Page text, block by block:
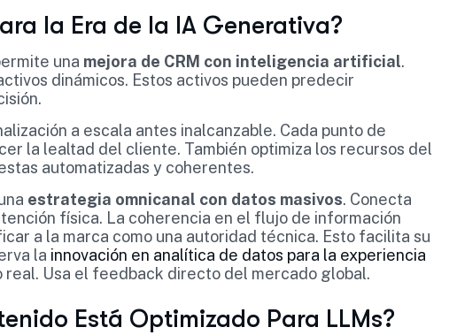
la Era de la IA Generativa?
una mejora de CRM con inteligencia artificial.
dinámicos. Estos activos pueden predecir
a escala antes inalcanzable. Cada punto de
la lealtad del cliente. También optimiza los recursos del
automatizadas y coherentes.
estrategia omnicanal con datos masivos. Conecta
física. La coherencia en el flujo de información
a la marca como una autoridad técnica. Esto facilita su
la innovación en analítica de datos para la experiencia
Usa el feedback directo del mercado global.
Está Optimizado Para LLMs?